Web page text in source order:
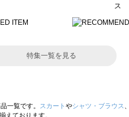
特集一覧を見る
一覧です。 スカート やシャツ・ブラウス
えております。